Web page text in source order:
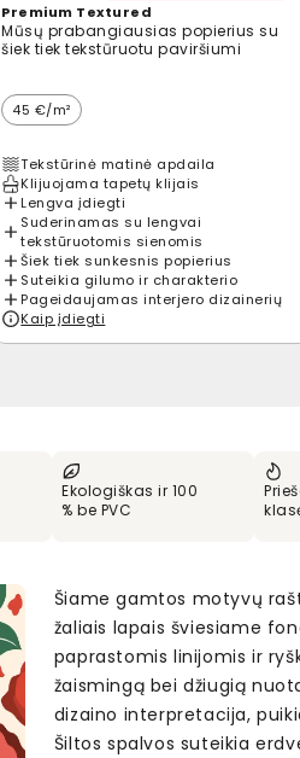
Premium Textured
Mūsų prabangiausias popierius su
šiek tiek tekstūruotu paviršiumi
45 €/m²
Tekstūrinė matinė apdaila
Klijuojama tapetų klijais
Lengva įdiegti
Suderinamas su lengvai
tekstūruotomis sienomis
Šiek tiek sunkesnis popierius
Suteikia gilumo ir charakterio
Pageidaujamas interjero dizainerių
Kaip įdiegti
Ekologiškas ir 100
% be PVC
Šiame gamtos motyvų
žaliais lapais šviesiame
paprastomis linijomis ir
žaismingą bei džiugią
dizaino interpretacija,
Šiltos spalvos suteikia